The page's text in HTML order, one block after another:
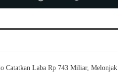
Catatkan Laba Rp 743 Miliar, Melonjak